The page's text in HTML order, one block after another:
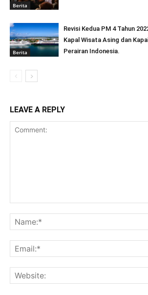
Berita
Berita
Revisi Kedua PM 4 Tahun
Kapal Wisata Asing dan
Perairan Indonesia.
LEAVE A REPLY